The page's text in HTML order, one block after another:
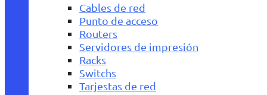
Cables de red
Punto de acceso
Routers
Servidores de impresión
Racks
Switchs
Tarjestas de red